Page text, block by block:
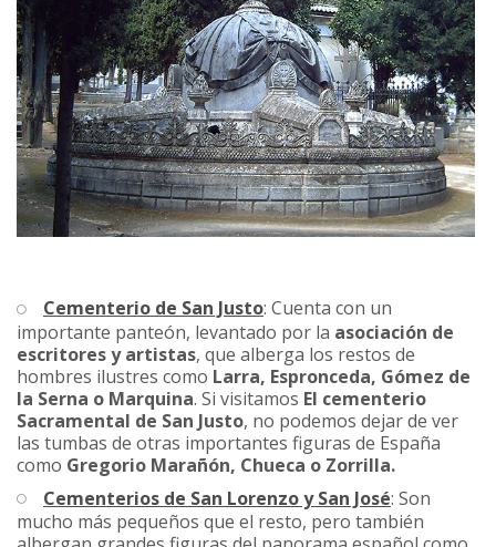
Cementerio de San Justo: Cuenta con un
importante panteón, levantado por la asociación de
escritores y artistas, que alberga los restos de
hombres ilustres como Larra, Espronceda, Gómez de
la Serna o Marquina. Si visitamos El cementerio
Sacramental de San Justo, no podemos dejar de ver
las tumbas de otras importantes figuras de España
como Gregorio Marañón, Chueca o Zorrilla.
Cementerios de San Lorenzo y San José: Son
mucho más pequeños que el resto, pero también